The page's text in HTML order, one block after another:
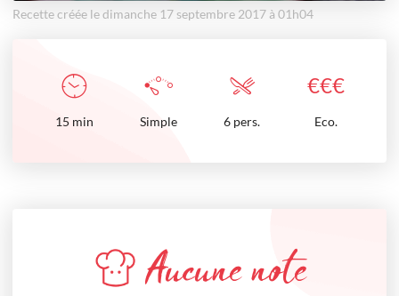
Recette créée le dimanche 17 septembre 2017 à 01h04
€€€
15 min Simple 6 pers. Eco.
Aucune note